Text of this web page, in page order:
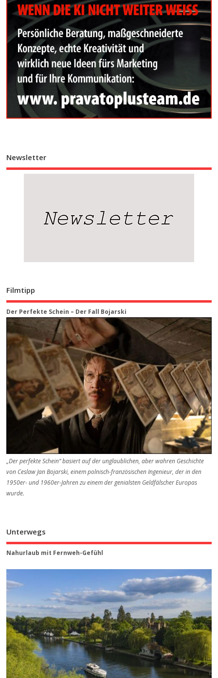
Newsletter
Filmtipp
Der Perfekte Schein – Der Fall Bojarski
„Der perfekte Schein“ basiert auf der unglaublichen, aber wahren Geschichte
von Ceslaw Jan Bojarski, einem polnisch-französischen Ingenieur, der in den
1950er- und 1960er-Jahren zu einem der genialsten Geldfälscher Europas
wurde.
Unterwegs
Nahurlaub mit Fernweh-Gefühl